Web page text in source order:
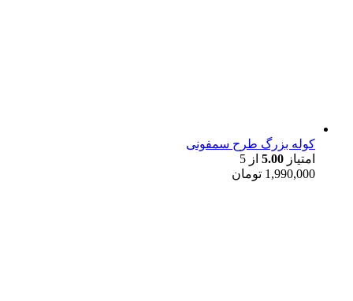
کوله بزرگ طرح سمفونی
امتیاز 5.00 از 5
1,990,000 تومان